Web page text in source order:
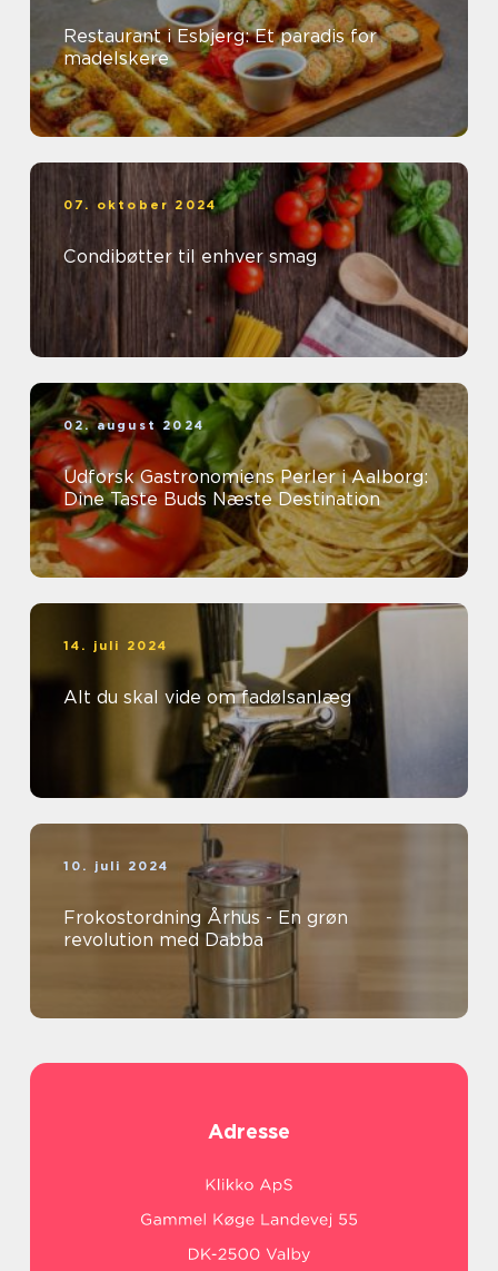
Restaurant i Esbjerg: Et paradis for
madelskere
07. oktober 2024
Condibøtter til enhver smag
02. august 2024
Udforsk Gastronomiens Perler i Aalborg:
Dine Taste Buds Næste Destination
14. juli 2024
Alt du skal vide om fadølsanlæg
10. juli 2024
Frokostordning Århus - En grøn
revolution med Dabba
Adresse